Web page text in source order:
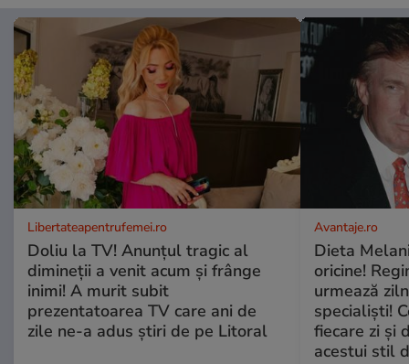
Libertateapentrufemei.ro
Doliu la TV! Anunțul tragic al
dimineții a venit acum și frânge
inimi! A murit subit
prezentatoarea TV care ani de
zile ne-a adus știri de pe Litoral
Avantaje.ro
Dieta
oricine!
urmează
specialiști!
fiecare zi și
acestui stil